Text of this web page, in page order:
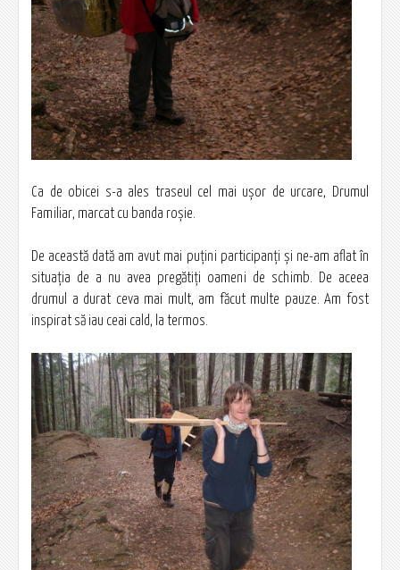
Ca de obicei s-a ales traseul cel mai uşor de urcare, Drumul
Familiar, marcat cu banda roşie.
De această dată am avut mai puţini participanţi şi ne-am aflat în
situaţia de a nu avea pregătiţi oameni de schimb. De aceea
drumul a durat ceva mai mult, am făcut multe pauze. Am fost
inspirat să iau ceai cald, la termos.